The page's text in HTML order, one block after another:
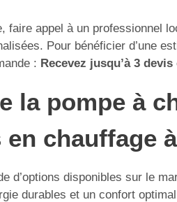
faire appel à un professionnel
Pour bénéficier d’une
: Recevez jusqu’à 3
la pompe à
chauffage
d’options disponibles sur le
durables et un confort